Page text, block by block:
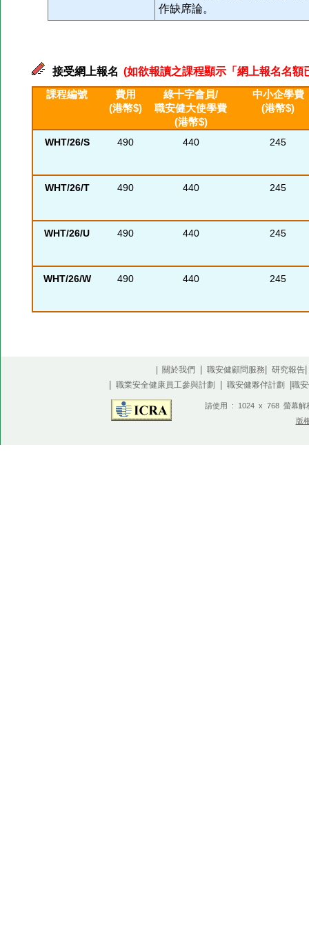
作缺席論。
接受網上報名 (如欲報讀之課程顯示「網上報名名
課程編號
費用
(港幣$)
綠十字會員/
職安健大使學費
(港幣$)
中小企學費
(港幣$)
WHT/26/S 490 440 245
WHT/26/T 490 440 245
WHT/26/U 490 440 245
WHT/26/W 490 440 245
| 關於我們| 職安健顧問服務 研究報告
職業安全健康員工參與計劃 職安健夥伴計劃 職
請使用 : 1024 x 768 螢幕解
版